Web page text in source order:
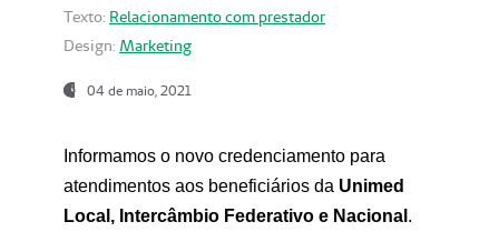
Texto: Relacionamento com prestador
Design: Marketing
04 de maio, 2021
Informamos o novo credenciamento para
atendimentos aos beneficiários da Unimed
Local, Intercâmbio Federativo e Nacional .